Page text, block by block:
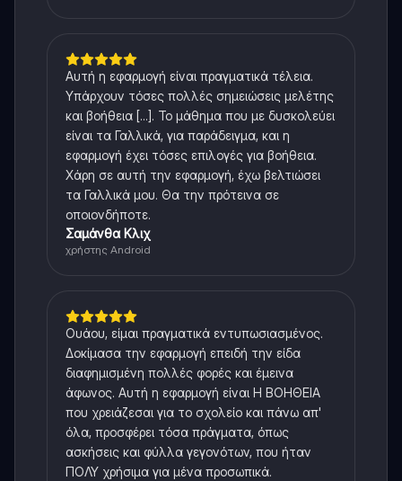
Αυτή η εφαρμογή είναι πραγματικά τέλεια.
Υπάρχουν τόσες πολλές σημειώσεις μελέτης
και βοήθεια [...]. Το μάθημα που με δυσκολεύει
είναι τα Γαλλικά, για παράδειγμα, και η
εφαρμογή έχει τόσες επιλογές για βοήθεια.
Χάρη σε αυτή την εφαρμογή, έχω βελτιώσει
τα Γαλλικά μου. Θα την πρότεινα σε
οποιονδήποτε.
Σαμάνθα Κλιχ
χρήστης Android
Ουάου, είμαι πραγματικά εντυπωσιασμένος.
Δοκίμασα την εφαρμογή επειδή την είδα
διαφημισμένη πολλές φορές και έμεινα
άφωνος. Αυτή η εφαρμογή είναι Η ΒΟΗΘΕΙΑ
που χρειάζεσαι για το σχολείο και πάνω απ'
όλα, προσφέρει τόσα πράγματα, όπως
ασκήσεις και φύλλα γεγονότων, που ήταν
ΠΟΛΥ χρήσιμα για μένα προσωπικά.